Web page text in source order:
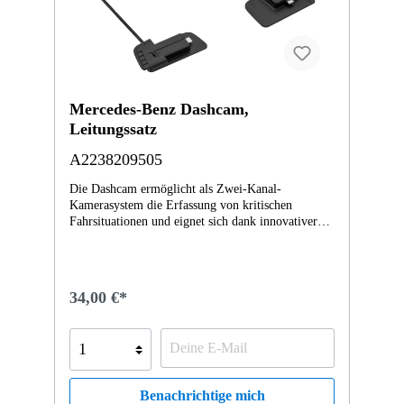
Mercedes-Benz Dashcam,
Leitungssatz
A2238209505
Die Dashcam ermöglicht als Zwei-Kanal-
Kamerasystem die Erfassung von kritischen
Fahrsituationen und eignet sich dank innovativer
können. Hinweis: Bei Verwendung der Aufnahmen
Datenschutzbestimmungen sowie die gesetzlichen
Bestimmungen des jeweiligen Aufenthaltslandes zu
beachten. Gegebenenfalls ist die Erstellung von
Aufnahmen verboten oder es besteht die
Verpflichtung zur regelmäßigen und vollständigen
34,00 €*
Benachrichtige mich